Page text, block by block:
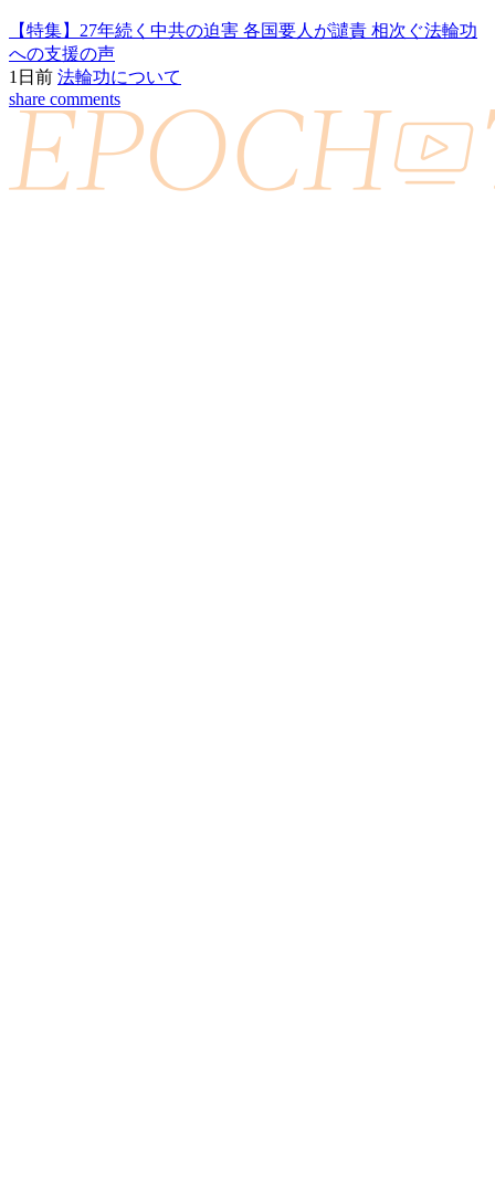
【特集】27年続く中共の迫害 各国要人が譴責 相次ぐ法輪功
への支援の声
1日前 法輪功について
share comments